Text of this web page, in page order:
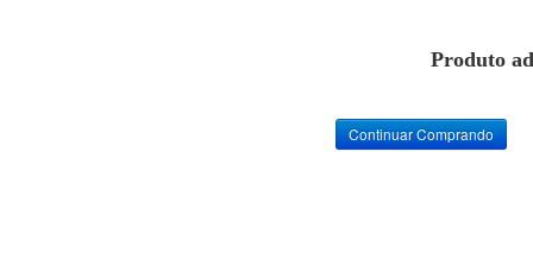
Produto
Continuar Comprando